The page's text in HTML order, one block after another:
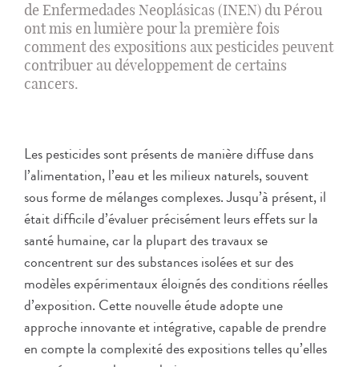
de Enfermedades Neoplásicas (INEN) du Pérou
ont mis en lumière pour la première fois
comment des expositions aux pesticides peuvent
contribuer au développement de certains
cancers.
Les pesticides sont présents de manière diffuse dans
l’alimentation, l’eau et les milieux naturels, souvent
sous forme de mélanges complexes. Jusqu’à présent, il
était difficile d’évaluer précisément leurs effets sur la
santé humaine, car la plupart des travaux se
concentrent sur des substances isolées et sur des
modèles expérimentaux éloignés des conditions réelles
d’exposition. Cette nouvelle étude adopte une
approche innovante et intégrative, capable de prendre
en compte la complexité des expositions telles qu’elles